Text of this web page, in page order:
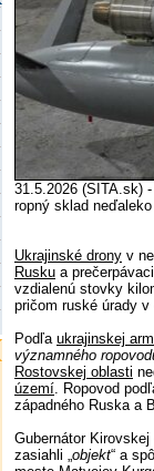
31.5.2026 (SITA.sk)
ropný sklad
Ukrajinské drony v
Rusku a
vzdialenú stovky
pričom ruské úrady
Podľa ukrajinskej
významného
Rostovskej oblasti
území. Ropovod
západného Ruska a
Gubernátor
zasiahli „objekt“ a